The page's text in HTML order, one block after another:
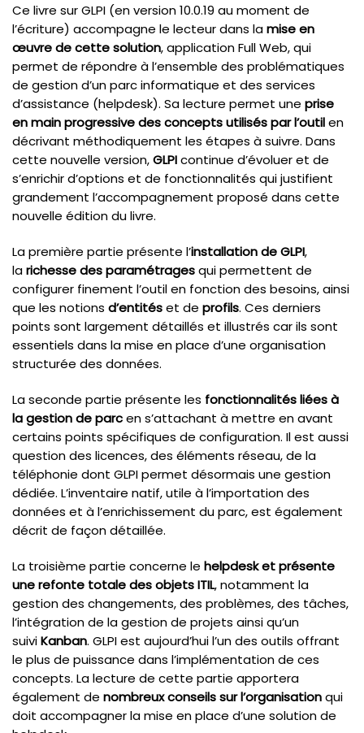
Ce livre sur GLPI (en version 10.0.19 au moment de
l’écriture) accompagne le lecteur dans lamise en
œuvre de cette solution, application Full Web, qui
permet de répondre à l’ensemble des problématiques
de gestion d’un parc informatique et des services
d’assistance (helpdesk). Sa lecture permet une prise
en main progressive des concepts utilisés par l’outilen
décrivant méthodiquement les étapes à suivre. Dans
cette nouvelle version,GLPIcontinue d’évoluer et de
s’enrichir d’options et de fonctionnalités qui justifient
grandement l’accompagnement proposé dans cette
nouvelle édition du livre.
La première partie présente l’installation de GLPI,
larichesse des paramétragesqui permettent de
configurer finement l’outil en fonction des besoins, ainsi
que les notions d’entitéset de profils. Ces derniers
points sont largement détaillés et illustrés car ils sont
essentiels dans la mise en place d’une organisation
structurée des données.
La seconde partie présente les fonctionnalités liées à
la gestion de parcen s’attachant à mettre en avant
certains points spécifiques de configuration. Il est aussi
question des licences, des éléments réseau, de la
téléphonie dont GLPI permet désormais une gestion
dédiée. L’inventaire natif, utile à l’importation des
données et à l’enrichissement du parc, est également
décrit de façon détaillée.
La troisième partie concerne le helpdesk et présente
une refonte totale des objets ITIL, notamment la
gestion des changements, des problèmes, des tâches,
l’intégration de la gestion de projets ainsi qu’un
suiviKanban. GLPI est aujourd’hui l’un des outils offrant
le plus de puissance dans l’implémentation de ces
concepts. La lecture de cette partie apportera
également de nombreux conseils sur l’organisationqui
doit accompagner la mise en place d’une solution de